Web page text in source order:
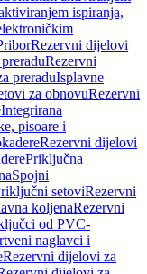
ispiranja,
Rezervni dijelovi
Rezervni
preraduIsplavne
za obnovuRezervni
Integrirana
pisoare i
Rezervni dijelovi
Priključna
Spojni
setoviRezervni
koljenaRezervni
od PVC-
naglavci i
Rezervni dijelovi za